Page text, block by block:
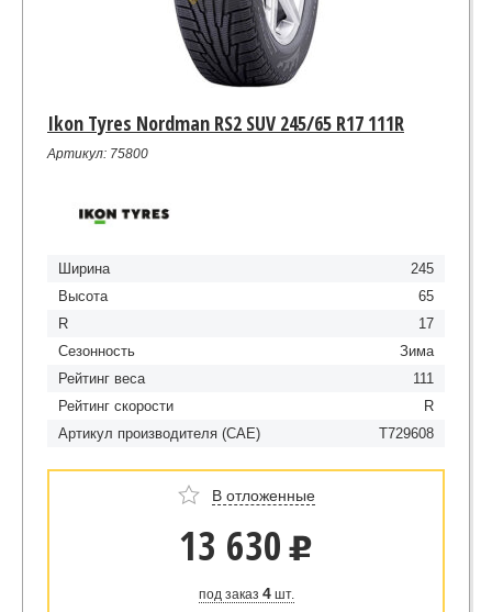
Ikon Tyres Nordman RS2 SUV 245/65 R17 111R
Артикул: 75800
Ширина
245
Высота
65
R
17
Сезонность
Зима
Рейтинг веса
111
Рейтинг скорости
R
Артикул производителя (CAE)
T729608
В отложенные
13 630 u
под заказ 4шт.